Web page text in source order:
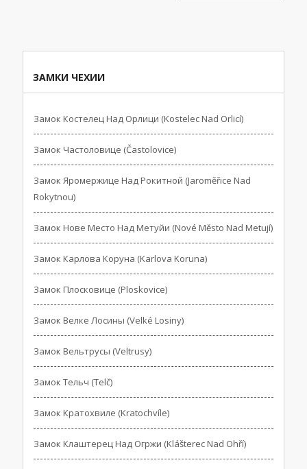
ЗАМКИ ЧЕХИИ
Замок Костелец Над Орлици (Kostelec Nad Orlicí)
Замок Частоловице (Častolovice)
Замок Яромержице Над Рокитной (Jaroměřice Nad
Rokytnou)
Замок Нове Место Над Метуйи (Nové Město Nad Metují)
Замок Карлова Коруна (Karlova Koruna)
Замок Плосковице (Ploskovice)
Замок Велке Лосины (Velké Losiny)
Замок Вельтрусы (Veltrusy)
Замок Тельч (Telč)
Замок Кратохвиле (Kratochvíle)
Замок Клаштерец Над Огржи (Klášterec Nad Ohří)